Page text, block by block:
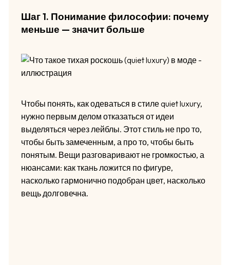
Шаг 1. Понимание философии: почему
меньше — значит больше
Чтобы понять, как одеваться в стиле quiet luxury,
нужно первым делом отказаться от идеи
выделяться через лейблы. Этот стиль не про то,
чтобы быть замеченным, а про то, чтобы быть
понятым. Вещи разговаривают не громкостью, а
нюансами: как ткань ложится по фигуре,
насколько гармонично подобран цвет, насколько
вещь долговечна.